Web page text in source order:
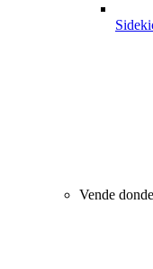
Vende